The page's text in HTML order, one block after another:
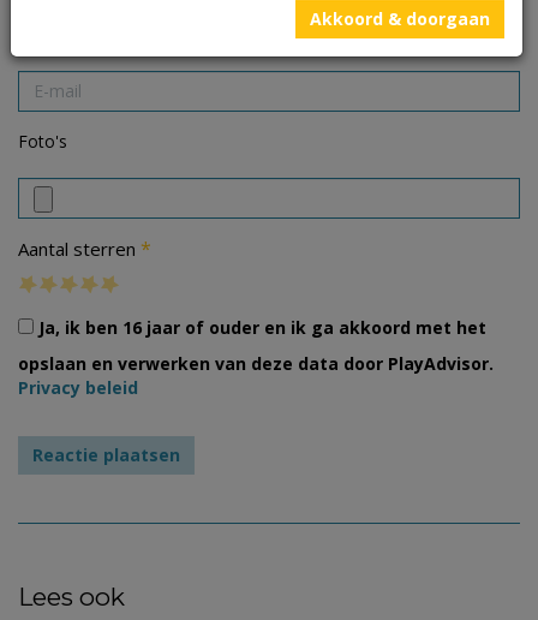
Foto's
Aantal sterren *
Ja, ik ben 16 jaar of ouder en ik ga akkoord met het
opslaan en verwerken van deze data door PlayAdvisor.
Privacy beleid
Lees ook
Akkoord & doorgaan